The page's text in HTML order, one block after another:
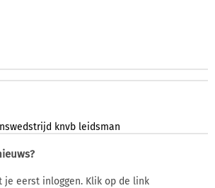
knvb leidsman
je eerst inloggen. Klik op de link